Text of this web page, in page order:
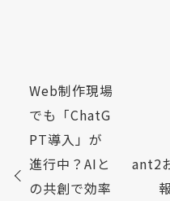
Web制作現場
でも「ChatG
PT導入」が
進行中？AIと
の共創で効率
ant2